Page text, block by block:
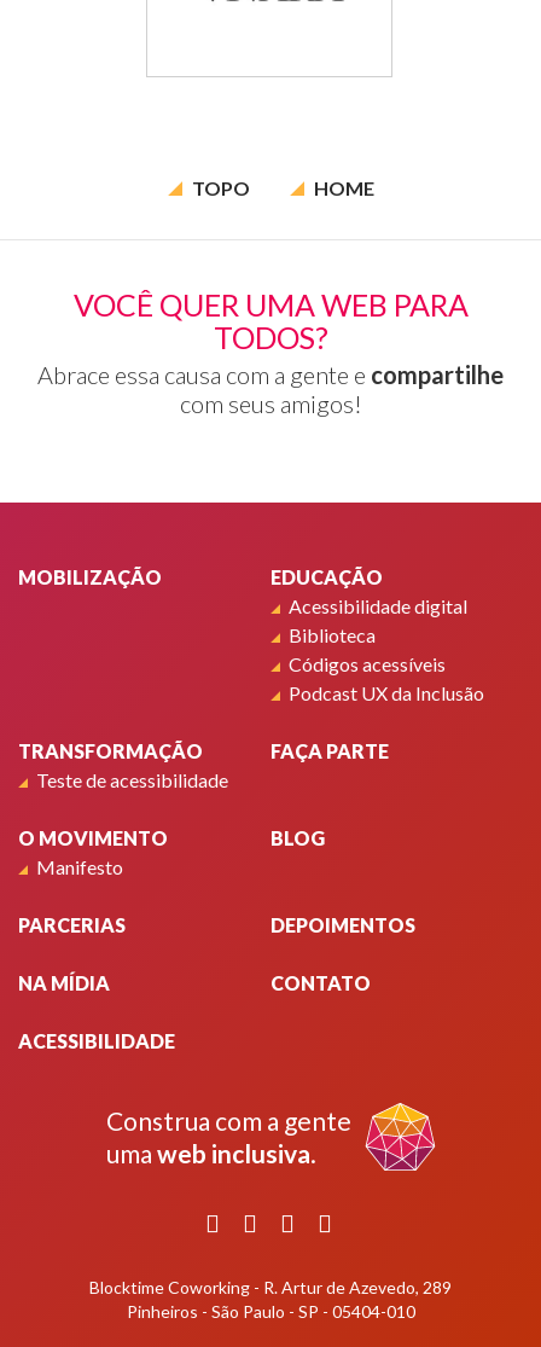
TOPO HOME
VOCÊ QUER UMA WEB PARA
TODOS?
Abrace essa causa com a gente e compartilhe
com seus amigos!
MOBILIZAÇÃO
EDUCAÇÃO
Acessibilidade digital
Biblioteca
Códigos acessíveis
Podcast UX da Inclusão
TRANSFORMAÇÃO
Teste de acessibilidade
FAÇA PARTE
O MOVIMENTO
Manifesto
BLOG
PARCERIAS DEPOIMENTOS
NA MÍDIA CONTATO
ACESSIBILIDADE
Construa com a gente
uma web inclusiva.
Facebook
Instagram
YouTube
Blocktime Coworking - R. Artur de Azevedo, 289
Pinheiros - São Paulo - SP - 05404-010